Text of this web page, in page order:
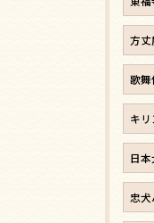
方丈
歌舞
キリ
日本
忠犬